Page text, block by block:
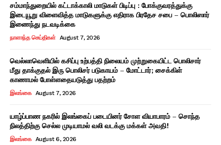
சம்மாந்துறையில் கட்டாக்காலி மாடுகள் பிடிப்பு : போக்குவரத்துக்கு
இடையூறு விளைவித்த மாடுகளுக்கு எதிராக பிரதேச சபை – பொலிஸார்
இணைந்து நடவடிக்கை
நாளாந்த செய்திகள் August 7, 2026
வெல்லாவெளியில் கசிப்பு உற்பத்தி நிலையம் முற்றுகையிட்ட பொலிசார்
மீது தாக்குதல் இரு பொலிசர் படுகாயம் – மோட்டார்; சைக்கிள்
காணாமல் போள்ளதையடுத்து பதற்றம்
இலங்கை August 7, 2026
யாழ்ப்பாண நகரில் இலங்கைப் படையினர் சோள வியாபாரம் – சொந்த
நிலத்திற்கு செல்ல முடியாமல் வலி வடக்கு மக்கள் அவதி!
இலங்கை August 6, 2026